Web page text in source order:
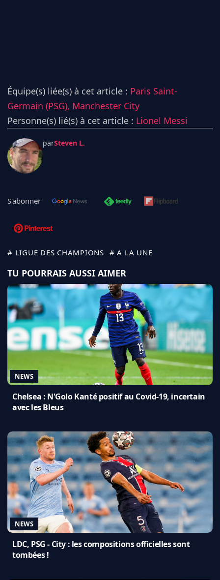
Équipe(s) liée(s) à cet article : Paris Saint-
Germain (PSG), Manchester City
Personne(s) lié(s) à cet article : Lionel Messi
parSteven L.
S'abonner
# LIGUE DES CHAMPIONS # A LA UNE
TU POURRAIS AUSSI AIMER
NEWS
Chelsea : N'Golo Kanté positif au Covid-19, incertain
avec les Bleus
NEWS
LDC, PSG - City : les compositions officielles sont
tombées !